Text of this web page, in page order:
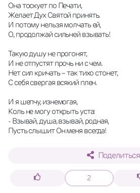
Она тоскует по Печати,
Желает Дух Святой принять.
И потому нельзя молчать ей,
О, продолжай сильней взывать!
Такую душу не прогонят,
И не отпустят прочь ни с чем.
Нет сил кричать – так тихо стонет,
С себя свергая всякий плен.
И я шепчу, изнемогая,
Коль не могу открыть уста:
- Взывай, душа, взывай, родная,
Пусть слышит Он меня всегда!
Поделиться
2